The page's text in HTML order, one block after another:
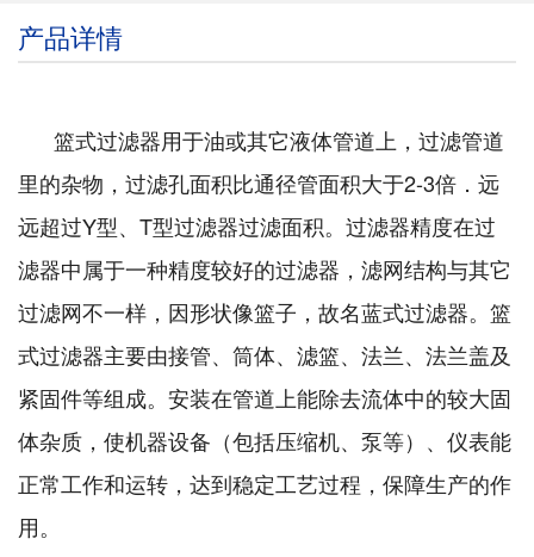
产品详情
篮式过滤器用于油或其它液体管道上，过滤管道
里的杂物，过滤孔面积比通径管面积大于2-3倍．远
远超过Y型、T型过滤器过滤面积。过滤器精度在过
滤器中属于一种精度较好的过滤器，滤网结构与其它
过滤网不一样，因形状像篮子，故名蓝式过滤器。篮
式过滤器主要由接管、筒体、滤篮、法兰、法兰盖及
紧固件等组成。安装在管道上能除去流体中的较大固
体杂质，使机器设备（包括压缩机、泵等）、仪表能
正常工作和运转，达到稳定工艺过程，保障生产的作
用。